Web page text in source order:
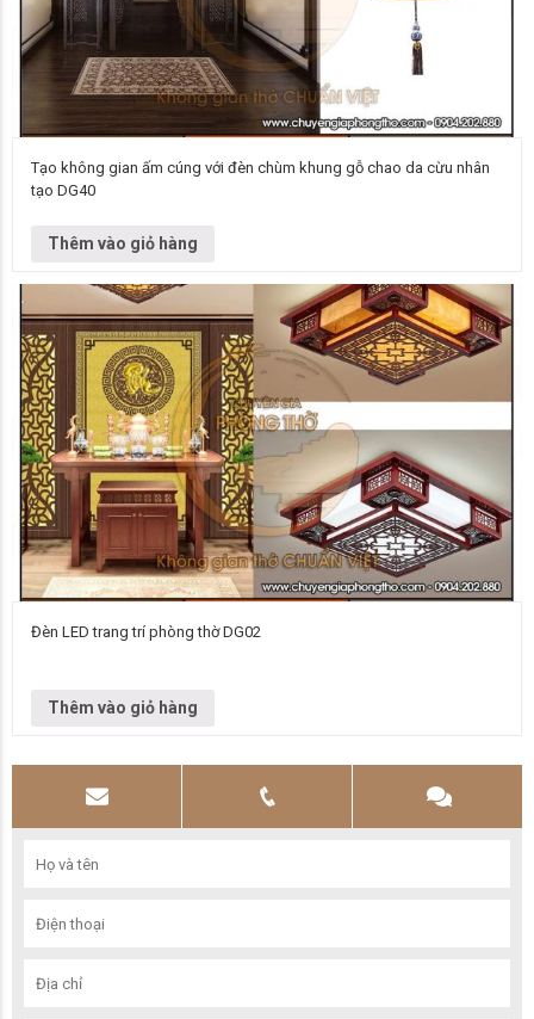
chùm DG40 Kích thước Liên hệ để biết thêm thông tin chi…
Tạo không gian ấm cúng với đèn chùm khung gỗ chao da cừu nhân
tạo DG40
Thêm vào giỏ hàng
chùm DG02 Kích thước Liên hệ để biết thêm thông tin chi…
Đèn LED trang trí phòng thờ DG02
Thêm vào giỏ hàng